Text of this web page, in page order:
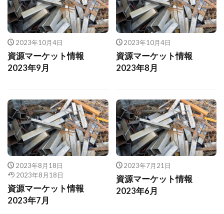
2023年10月4日
資源マーケット情報
2023年9月
2023年10月4日
資源マーケット情報
2023年8月
2023年8月18日
2023年8月18日
資源マーケット情報
2023年7月
2023年7月21日
資源マーケット情報
2023年6月